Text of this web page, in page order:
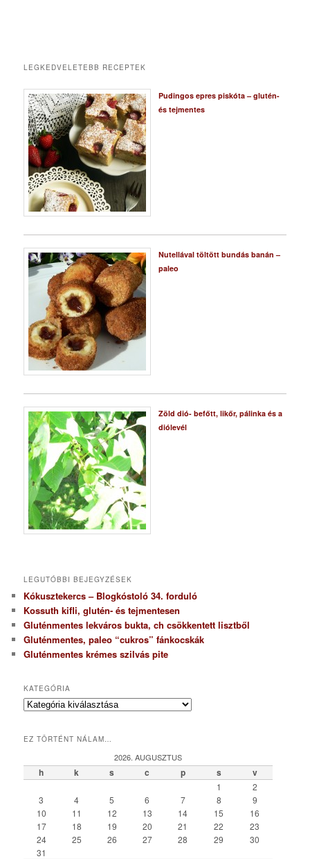
LEGKEDVELETEBB RECEPTEK
Pudingos epres piskóta – glutén-
és tejmentes
Nutellával töltött bundás banán –
paleo
Zöld dió- befőtt, likőr, pálinka és a
diólevél
LEGUTÓBBI BEJEGYZÉSEK
Kókusztekercs – Blogkóstoló 34. forduló
Kossuth kifli, glutén- és tejmentesen
Gluténmentes lekváros bukta, ch csökkentett lisztből
Gluténmentes, paleo “cukros” fánkocskák
Gluténmentes krémes szilvás pite
KATEGÓRIA
K
e
ó
r
EZ TÖRTÉNT NÁLAM…
2026. AUGUSZTUS
h k s c p s v
1
2
3
4 5 6 7 8
9
10
11 12 13 14 15
16
17
18 19 20 21 22
23
24
25 26 27 28 29
30
31